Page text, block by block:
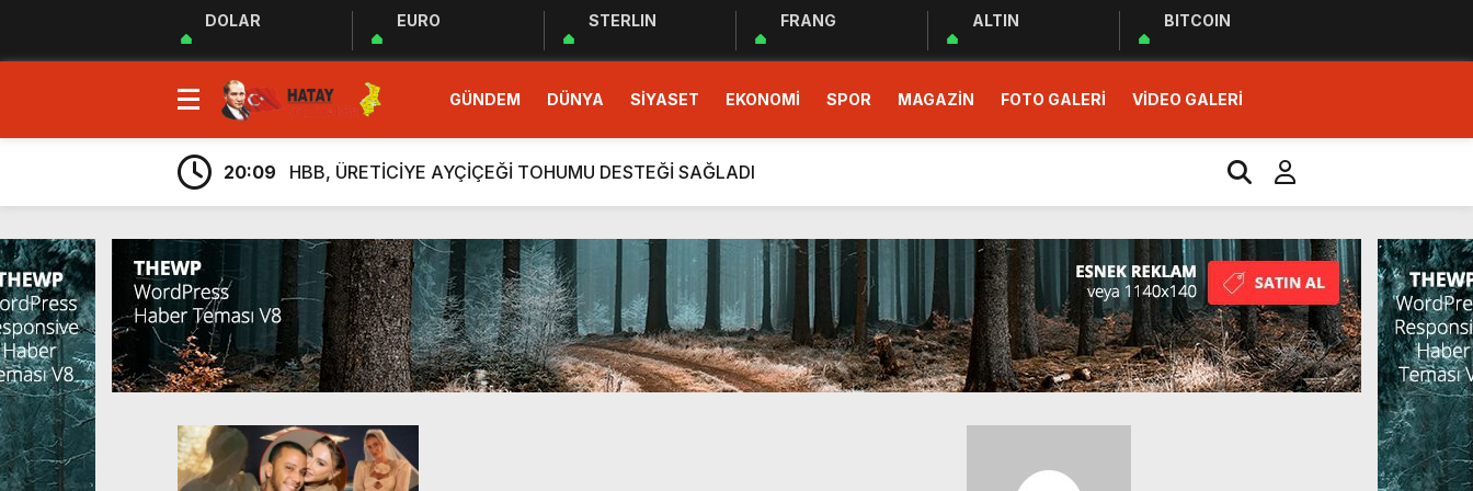
DOLAR EURO STERLIN FRANG ALTIN BITCOIN
GÜNDEM DÜNYA SİYASET EKONOMİ SPOR MAGAZİN FOTO GALERİ VİDEO GALERİ
23:35
MUHTARLAR AKADEMİSİ EĞİTİM PROGRAMI BAŞLADI
9:33
“Özgür ve ilkeli basın demokrasinin güvencesidir”
20:17
Uluslararası Gazeteciler Cemiyeti Hatay Şubesi’nden Ada İşitme Merkezi’ne Teşekkür Ziyareti
20:09
HBB, ÜRETİCİYE AYÇİÇEĞİ TOHUMU DESTEĞİ SAĞLADI
20:05
Güç Birliği” İlan Edildi!
6:38
Üretim, İstihdam ve Yatırım Taahhütleri Takipte
6:23
ARSUZ İLÇE SAĞLIK MÜDÜRLÜĞÜNDEN YÜKSEK RİSKLİ GEBEYE EV ZİYARETİ
6:13
Taziye Evi Projesi Tamamen Halkın Talebidir”
5:54
“Lezzetin ve Kültürün Lideri: Hatay
5:48
Hatay Depki Halk Oyunları Ekibi Türkiye Üçüncüsü Oldu
9:33
“Özgür ve ilkeli basın demokrasinin güvencesidir”